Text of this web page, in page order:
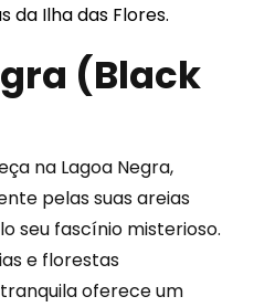
da Ilha das Flores.
(Black
na Lagoa Negra,
pelas suas areias
seu fascínio misterioso.
e florestas
oferece um